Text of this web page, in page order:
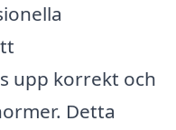
upp korrekt och
Detta